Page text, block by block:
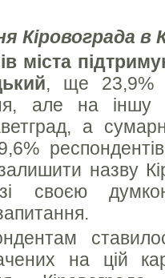
Кіровограда в
міста
, ще 23,9%
але на
а
назву
своєю
на цій